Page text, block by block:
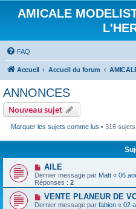
AMICALE
FAQ
Accueil Accueil du forum
ANNONCES
Nouveau sujet
Marquer les sujets comme lus • 316 sujets
AILE
Dernier message par Matt « 06
Réponses : 2
VENTE PLANEUR DE
Dernier message par fabien « 02